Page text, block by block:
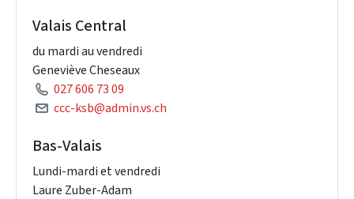
Valais Central
du mardi au vendredi
Geneviève Cheseaux
027 606 73 09
ccc-ksb@admin.vs.ch
Bas-Valais
Lundi-mardi et vendredi
Laure Zuber-Adam